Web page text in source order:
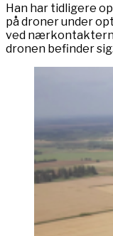
Han har tidligere
på droner under
ved
dronen befinder sig.